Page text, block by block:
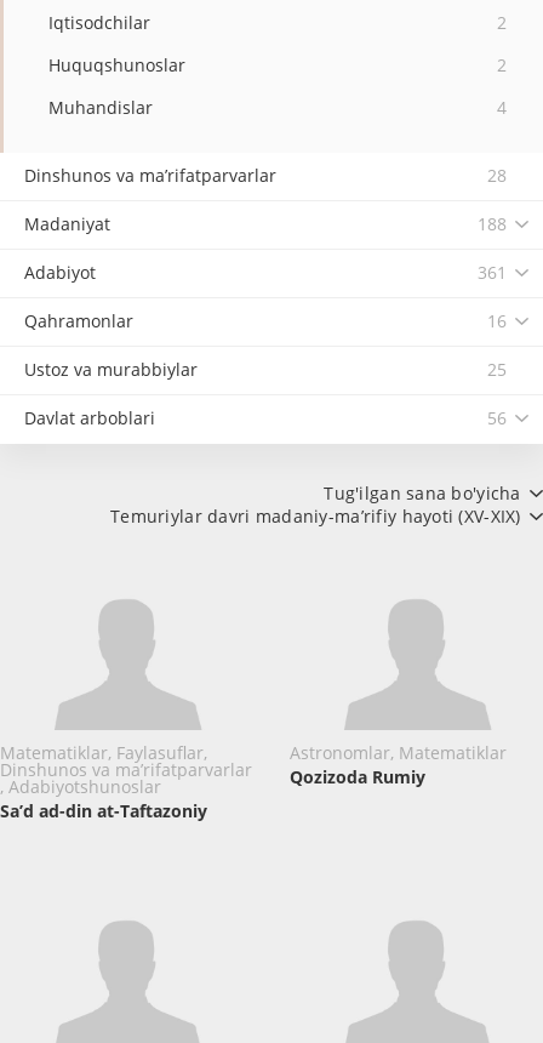
Iqtisodchilar
2
Huquqshunoslar
2
Muhandislar
4
Dinshunos va ma’rifatparvarlar 28
Madaniyat 188
Adabiyot 361
Qahramonlar 16
Ustoz va murabbiylar 25
Davlat arboblari 56
Tug'ilgan sana bo'yicha
Temuriylar davri madaniy-ma’rifiy hayoti (XV-XIX)
Matematiklar, Faylasuflar,
Dinshunos va ma’rifatparvarlar
, Adabiyotshunoslar
Sa’d ad-din at-Taftazoniy
Astronomlar, Matematiklar
Qozizoda Rumiy